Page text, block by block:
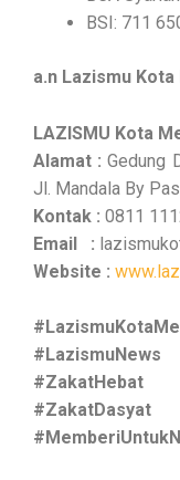
BSI: 711
a.n Lazismu Kota
LAZISMU Kota
Alamat : Gedung
Jl. Mandala By
Kontak : 0811
Email :
Website :
#LazismuNews
#ZakatHebat
#ZakatDasyat